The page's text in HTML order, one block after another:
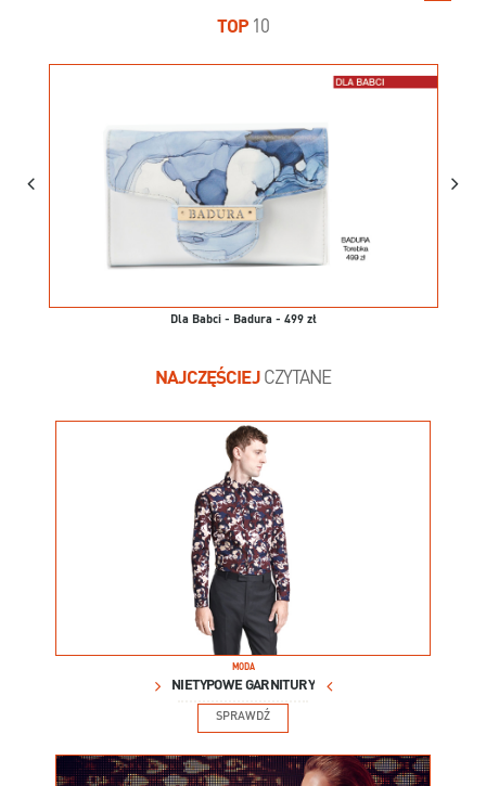
TOP 10
Dla Babci - Badura - 499 zł
NAJCZĘŚCIEJCZYTANE
MODA
NIETYPOWE GARNITURY
SPRAWDŹ